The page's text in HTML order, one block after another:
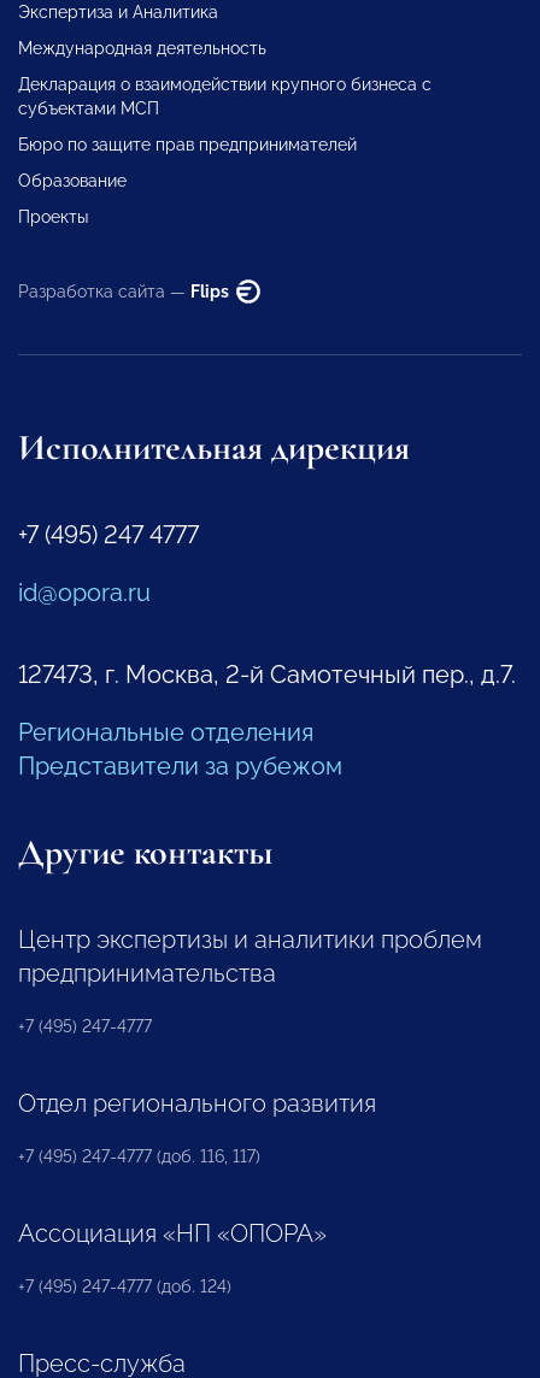
Экспертиза и Аналитика
Международная деятельность
Декларация о взаимодействии крупного бизнеса с
субъектами МСП
Бюро по защите прав предпринимателей
Образование
Проекты
Разработка сайта — Flips
Исполнительная дирекция
+7 (495) 247 4777
id@opora.ru
127473, г. Москва, 2-й Самотечный пер., д.7.
Региональные отделения
Представители за рубежом
Другие контакты
Центр экспертизы и аналитики проблем
предпринимательства
+7 (495) 247-4777
Отдел регионального развития
+7 (495) 247-4777 (доб. 116, 117)
Ассоциация «НП «ОПОРА»
+7 (495) 247-4777 (доб. 124)
Пресс-служба